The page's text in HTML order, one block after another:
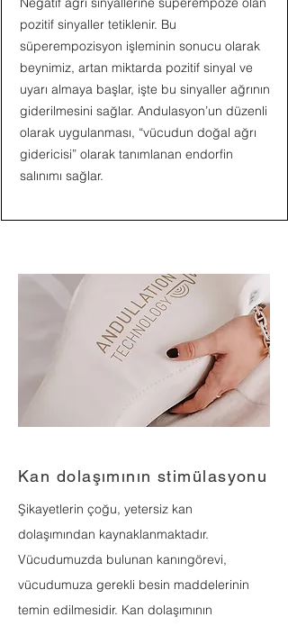
pozitif sinyaller tetiklenir. Bu
süperempozisyon işleminin sonucu olarak
beynimiz, artan miktarda pozitif sinyal ve
uyarı almaya başlar, işte bu sinyaller ağrının
giderilmesini sağlar. Andulasyon’un düzenli
olarak uygulanması, “vücudun doğal ağrı
gidericisi” olarak tanımlanan endorfin
salınımı sağlar.
Kan dolaşımının stimülasyonu
Şikayetlerin çoğu, yetersiz kan
dolaşımından kaynaklanmaktadır.
Vücudumuzda bulunan kanıngörevi,
vücudumuza gerekli besin maddelerinin
temin edilmesidir. Kan dolaşımının